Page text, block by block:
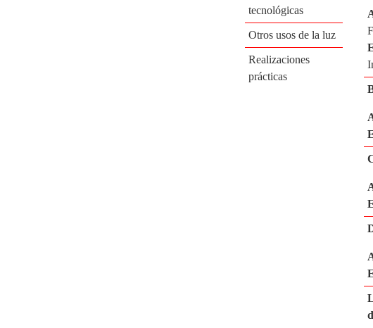
tecnológicas
Otros usos de la luz
Realizaciones
prácticas